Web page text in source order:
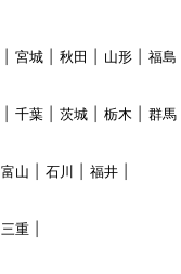
宮城 秋田 山形
福島
千葉 茨城 栃木
群馬
富山 石川
福井
三重